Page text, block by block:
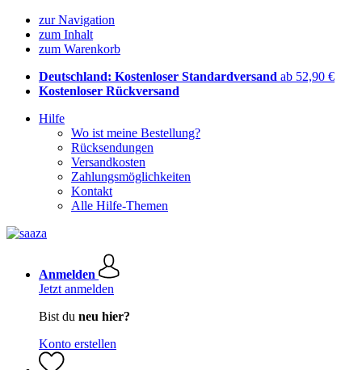
zur Navigation
zum Inhalt
zum Warenkorb
Deutschland: Kostenloser Standardversand ab 52,90 €
Kostenloser Rückversand
Hilfe
Wo ist meine Bestellung?
Rücksendungen
Versandkosten
Zahlungsmöglichkeiten
Kontakt
Alle Hilfe-Themen
Anmelden
Jetzt anmelden
Bist du neu hier?
Konto erstellen